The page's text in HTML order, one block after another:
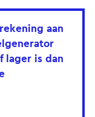
aan
lager is dan